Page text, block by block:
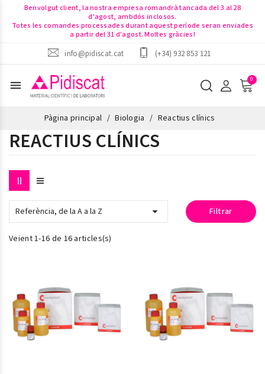
Benvolgut client, la nostra empresa romandrà tancada del 3 al 28
d'agost, ambdós inclosos.
Totes les comandes processades durant aquest període seran enviades
a partir del 31 d'agost. Moltes gràcies!
info@pidiscat.cat
(+34) 932 853 121
menu
Pàgina principal Biologia Reactius clínics
REACTIUS CLÍNICS
Referència, de la A a la Z  Filtrar
Veient 1-16 de 16 articles(s)